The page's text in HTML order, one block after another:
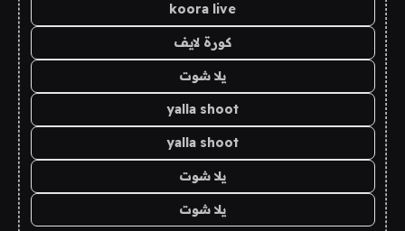
koora live
كورة لايف
يلا شوت
yalla shoot
yalla shoot
يلا شوت
يلا شوت